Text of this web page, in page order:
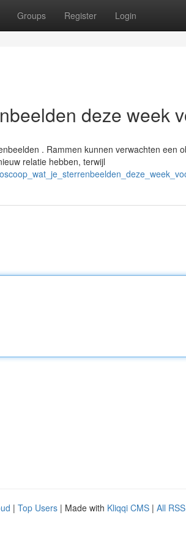
Groups Register Login
deze week
. Rammen kunnen verwachten een
relatie hebben, terwijl
| Top Users | Made with Kliqqi CMS | All